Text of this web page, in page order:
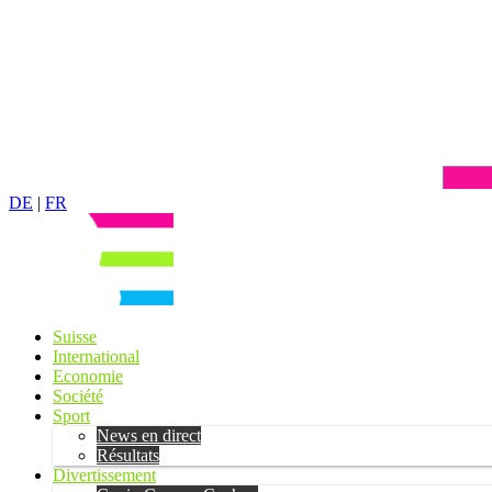
DE | FR
Suisse
International
Economie
Société
Sport
News en direct
Résultats
Divertissement